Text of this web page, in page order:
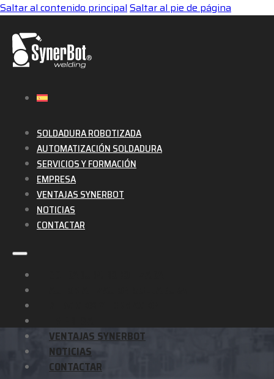
Saltar al contenido principalSaltar al pie de página
SOLDADURA ROBOTIZADA
AUTOMATIZACIÓN SOLDADURA
SERVICIOS Y FORMACIÓN
EMPRESA
VENTAJAS SYNERBOT
NOTICIAS
CONTACTAR
VENTAJAS SYNERBOT
NOTICIAS
CONTACTAR